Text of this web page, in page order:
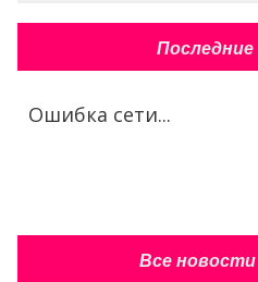
Ошибка сети...
Все новости